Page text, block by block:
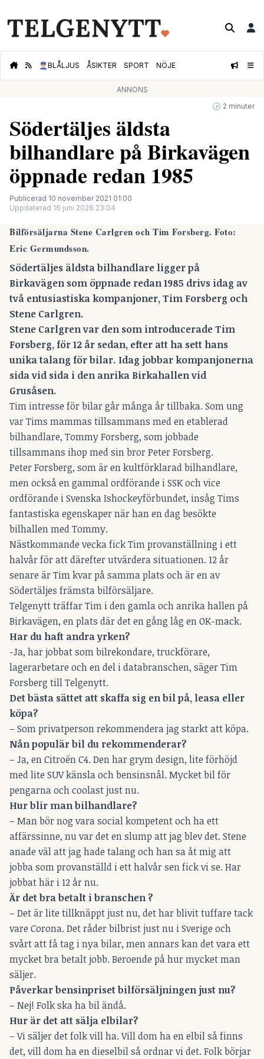
👮🏻‍♂️BLÅLJUS ÅSIKTER SPORT NÖJE
ANNONS
🕝 2 minuter
Södertäljes äldsta
bilhandlare på Birkavägen
öppnade redan 1985
Publicerad 10 november 2021 01:00
Uppdaterad 16 juni 2026 23:04
Bilförsäljarna Stene Carlgren och Tim Forsberg. Foto:
Eric Germundsson.
Södertäljes äldsta bilhandlare ligger på
Birkavägen som öppnade redan 1985 drivs idag av
två entusiastiska kompanjoner, Tim Forsberg och
Stene Carlgren.
Stene Carlgren var den som introducerade Tim
Forsberg, för 12 år sedan, efter att ha sett hans
unika talang för bilar. Idag jobbar kompanjonerna
sida vid sida i den anrika Birkahallen vid
Grusåsen.
Tim intresse för bilar går många år tillbaka. Som ung
var Tims mammas tillsammans med en etablerad
bilhandlare, Tommy Forsberg, som jobbade
tillsammans ihop med sin bror Peter Forsberg.
Peter Forsberg, som är en kultförklarad bilhandlare,
men också en gammal ordförande i SSK och vice
ordförande i Svenska Ishockeyförbundet, insåg Tims
fantastiska egenskaper när han en dag besökte
bilhallen med Tommy.
Nästkommande vecka fick Tim provanställning i ett
halvår för att därefter utvärdera situationen. 12 år
senare är Tim kvar på samma plats och är en av
Södertäljes främsta bilförsäljare.
Telgenytt träffar Tim i den gamla och anrika hallen på
Birkavägen, en plats där det en gång låg en OK-mack.
Har du haft andra yrken?
-Ja, har jobbat som bilrekondare, truckförare,
lagerarbetare och en del i databranschen, säger Tim
Forsberg till Telgenytt.
Det bästa sättet att skaffa sig en bil på, leasa eller
köpa?
– Som privatperson rekommendera jag starkt att köpa.
Nån populär bil du rekommenderar?
– Ja, en Citroën C4. Den har grym design, lite förhöjd
med lite SUV känsla och bensinsnål. Mycket bil för
pengarna och coolast just nu.
Hur blir man bilhandlare?
– Man bör nog vara social kompetent och ha ett
affärssinne, nu var det en slump att jag blev det. Stene
anade väl att jag hade talang och han sa åt mig att
jobba som provanställd i ett halvår sen fick vi se. Har
jobbat här i 12 år nu.
Är det bra betalt i branschen ?
– Det är lite tillknäppt just nu, det har blivit tuffare tack
vare Corona. Det råder bilbrist just nu i Sverige och
svårt att få tag i nya bilar, men annars kan det vara ett
mycket bra betalt jobb. Beroende på hur mycket man
säljer.
Påverkar bensinpriset bilförsäljningen just nu?
– Nej! Folk ska ha bil ändå.
Hur är det att sälja elbilar?
– Vi säljer det folk vill ha. Vill dom ha en elbil så finns
det, vill dom ha en dieselbil så ordnar vi det. Folk börjar